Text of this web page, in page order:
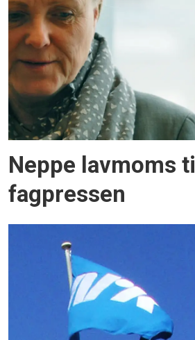
Neppe lavmoms til
fagpressen